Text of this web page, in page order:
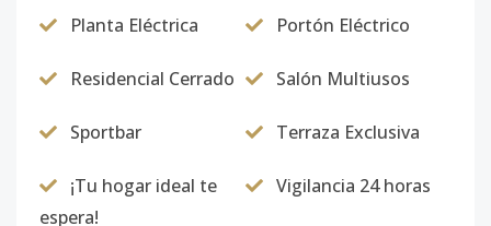
Planta Eléctrica Portón Eléctrico
Residencial Cerrado Salón Multiusos
Sportbar Terraza Exclusiva
¡Tu hogar ideal te
espera!
Vigilancia 24 horas